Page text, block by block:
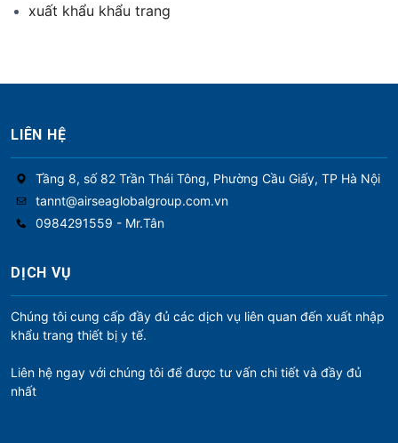
xuất khẩu khẩu trang
LIÊN HỆ
Tầng 8, số 82 Trần Thái Tông, Phường Cầu Giấy, TP Hà Nội
tannt@airseaglobalgroup.com.vn
0984291559 - Mr.Tân
DỊCH VỤ
Chúng tôi cung cấp đầy đủ các dịch vụ liên quan đến xuất nhập
khẩu trang thiết bị y tế.
Liên hệ ngay với chúng tôi để được tư vấn chi tiết và đầy đủ
nhất